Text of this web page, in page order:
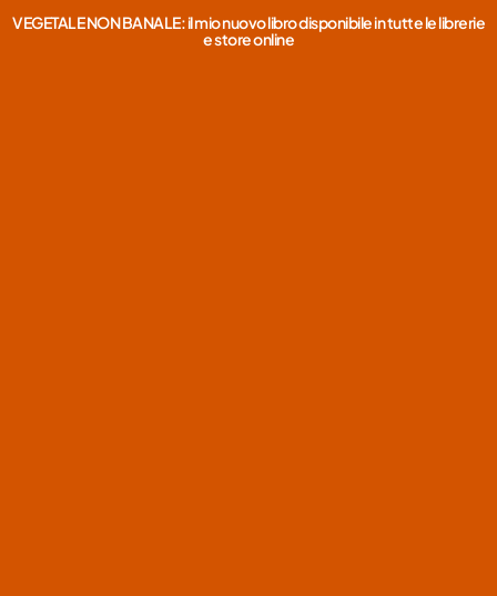
VEGETALE NON BANALE: il mio nuovo libro disponibile in tutte le librerie
e store online